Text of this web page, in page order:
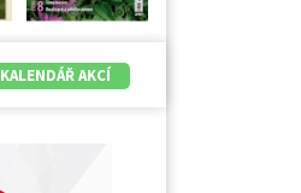
KALENDÁŘ AKCÍ